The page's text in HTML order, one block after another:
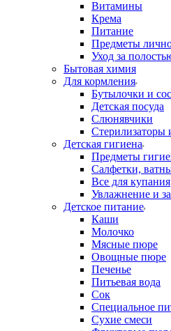
Витамины
Крема
Питание
Предметы
Уход за
Бытовая химия
Для кормления
Бутылочки и
Детская посуда
Слюнявчики
Стерилизаторы
Детская гигиена
Предметы
Салфетки,
Все для купания
Увлажнение и
Детское питание
Каши
Молочко
Мясные пюре
Овощные пюре
Печенье
Питьевая вода
Сок
Специальное
Сухие смеси